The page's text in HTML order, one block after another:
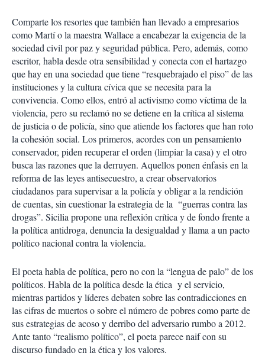
Comparte los resortes que también han llevado a empresarios
como Martí o la maestra Wallace a encabezar la exigencia de la
sociedad civil por paz y seguridad pública. Pero, además, como
escritor, habla desde otra sensibilidad y conecta con el hartazgo
que hay en una sociedad que tiene “resquebrajado el piso” de las
instituciones y la cultura cívica que se necesita para la
convivencia. Como ellos, entró al activismo como víctima de la
violencia, pero su reclamó no se detiene en la crítica al sistema
de justicia o de policía, sino que atiende los factores que han roto
la cohesión social. Los primeros, acordes con un pensamiento
conservador, piden recuperar el orden (limpiar la casa) y el otro
busca las razones que la derruyen. Aquellos ponen énfasis en la
reforma de las leyes antisecuestro, a crear observatorios
ciudadanos para supervisar a la policía y obligar a la rendición
de cuentas, sin cuestionar la estrategia de la “guerras contra las
drogas”. Sicilia propone una reflexión crítica y de fondo frente a
la política antidroga, denuncia la desigualdad y llama a un pacto
político nacional contra la violencia.
El poeta habla de política, pero no con la “lengua de palo” de los
políticos. Habla de la política desde la ética y el servicio,
mientras partidos y líderes debaten sobre las contradicciones en
las cifras de muertos o sobre el número de pobres como parte de
sus estrategias de acoso y derribo del adversario rumbo a 2012.
Ante tanto “realismo político”, el poeta parece naif con su
discurso fundado en la ética y los valores.